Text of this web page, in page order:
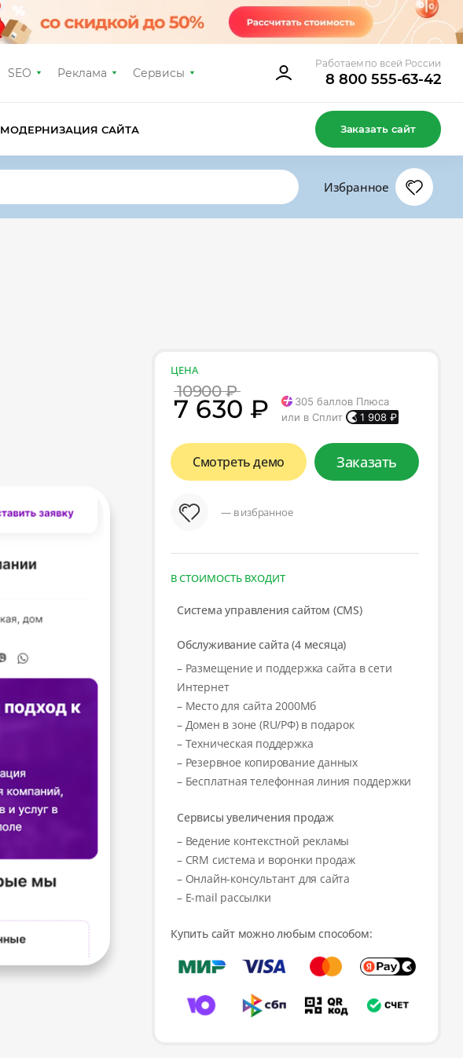
SEO Реклама Сервисы
Работаем по всей России
8 800 555-63-42
МОДЕРНИЗАЦИЯ САЙТА Заказать сайт
Избранное
ЦЕНА
10900 ₽
7 630 ₽ 305 баллов Плюса
или в Сплит
1 908 ₽
Смотреть демо Заказать
— в избранное
В СТОИМОСТЬ ВХОДИТ
Система управления сайтом (CMS)
Обслуживание сайта (4 месяца)
– Размещение и поддержка сайта в сети
Интернет
– Место для сайта 2000Мб
– Домен в зоне (RU/РФ) в подарок
– Техническая поддержка
– Резервное копирование данных
– Бесплатная телефонная линия поддержки
Сервисы увеличения продаж
– Ведение контекстной рекламы
– CRM система и воронки продаж
– Онлайн-консультант для сайта
– E-mail рассылки
Купить сайт можно любым способом: